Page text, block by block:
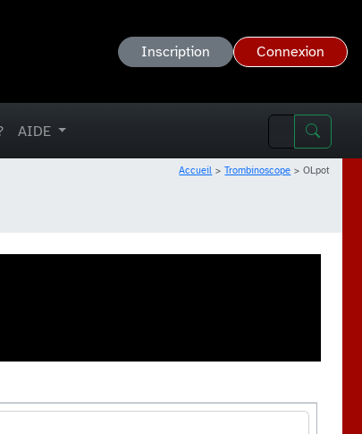
Inscription Connexion
AIDE
Accueil Trombinoscope OLpot